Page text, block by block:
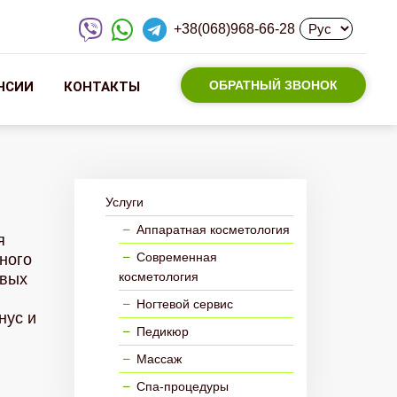
+38(068)968-66-28
КОНТАКТЫ ОБРАТНЫЙ ЗВОНОК
и
Услуги
Аппаратная косметология
Современная
косметология
Ногтевой сервис
Педикюр
Массаж
Спа-процедуры